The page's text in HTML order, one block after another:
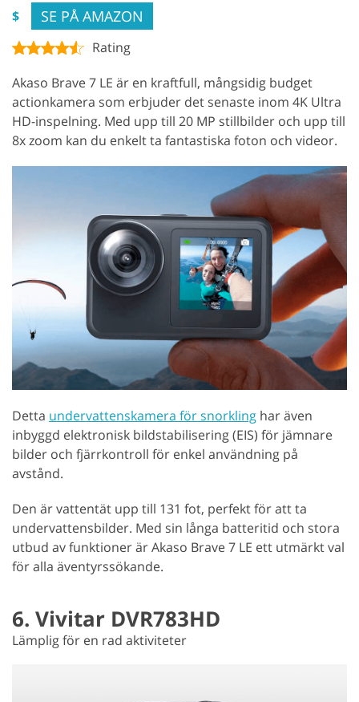
$ SE PÅ AMAZON
Rating
Akaso Brave 7 LE är en kraftfull, mångsidig budget
actionkamera som erbjuder det senaste inom 4K Ultra
HD-inspelning. Med upp till 20 MP stillbilder och upp till
8x zoom kan du enkelt ta fantastiska foton och videor.
Detta undervattenskamera för snorkling har även
inbyggd elektronisk bildstabilisering (EIS) för jämnare
bilder och fjärrkontroll för enkel användning på
avstånd.
Den är vattentät upp till 131 fot, perfekt för att ta
undervattensbilder. Med sin långa batteritid och stora
utbud av funktioner är Akaso Brave 7 LE ett utmärkt val
för alla äventyrssökande.
6. Vivitar DVR783HD
Lämplig för en rad aktiviteter